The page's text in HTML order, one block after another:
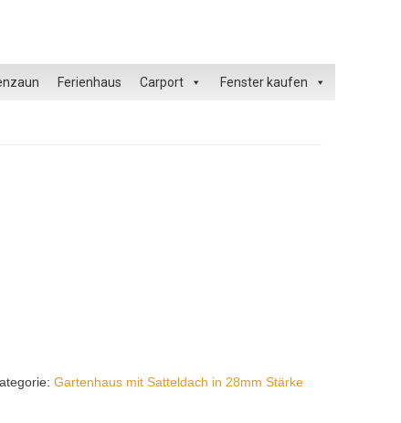
Ferienhaus Carport Fenster kaufen
Gartenhaus mit Satteldach in 28mm Stärke